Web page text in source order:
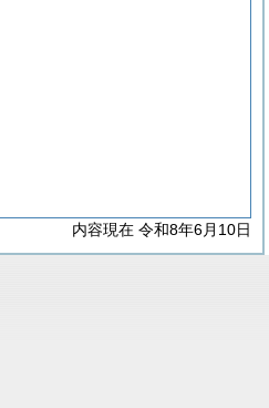
内容現在 令和8年6月10日